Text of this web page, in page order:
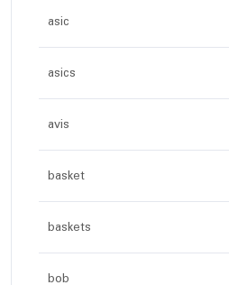
asic
asics
avis
basket
baskets
bob